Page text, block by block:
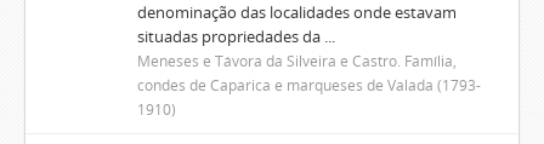
denominação das localidades onde estavam
situadas propriedades da ...
Meneses e Távora da Silveira e Castro. Família,
condes de Caparica e marqueses de Valada (1793-
1910)